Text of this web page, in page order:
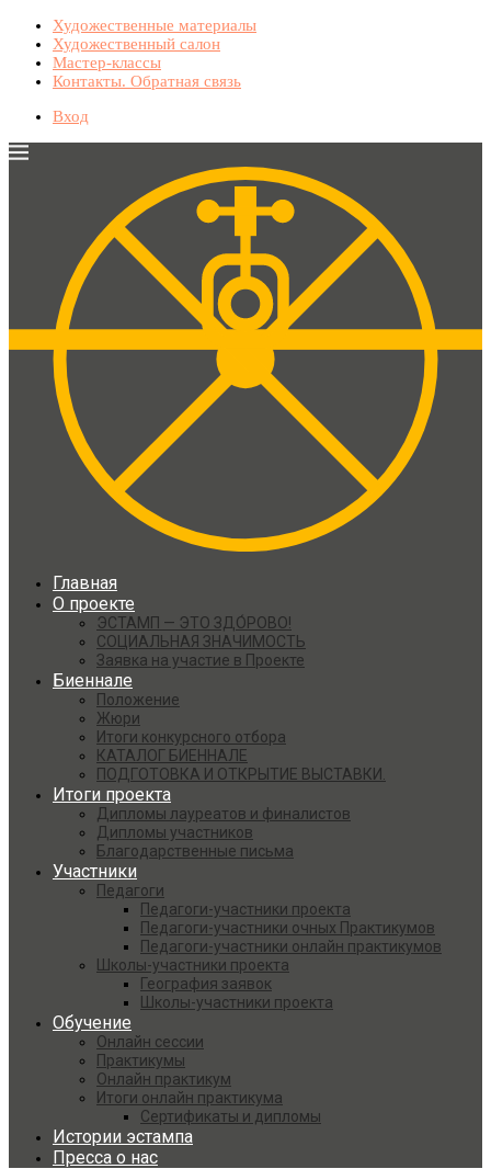
Художественные материалы
Художественный салон
Мастер-классы
Контакты. Обратная связь
Вход
Главная
О проекте
ЭСТАМП — ЭТО ЗДО́РОВО!
СОЦИАЛЬНАЯ ЗНАЧИМОСТЬ
Заявка на участие в Проекте
Биеннале
Положение
Жюри
Итоги конкурсного отбора
КАТАЛОГ БИЕННАЛЕ
ПОДГОТОВКА И ОТКРЫТИЕ ВЫСТАВКИ.
Итоги проекта
Дипломы лауреатов и финалистов
Дипломы участников
Благодарственные письма
Участники
Педагоги
Педагоги-участники проекта
Педагоги-участники очных Практикумов
Педагоги-участники онлайн практикумов
Школы-участники проекта
География заявок
Школы-участники проекта
Обучение
Онлайн сессии
Практикумы
Онлайн практикум
Итоги онлайн практикума
Сертификаты и дипломы
Истории эстампа
Пресса о нас